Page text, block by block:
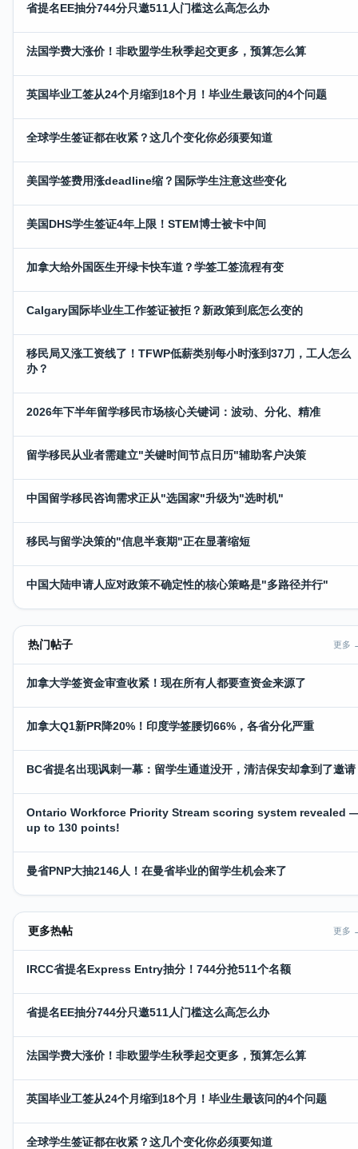
省提名EE抽分744分只邀511人门槛这么高怎么办
法国学费大涨价！非欧盟学生秋季起交更多，预算怎么算
英国毕业工签从24个月缩到18个月！毕业生最该问的4个问题
全球学生签证都在收紧？这几个变化你必须要知道
美国学签费用涨deadline缩？国际学生注意这些变化
美国DHS学生签证4年上限！STEM博士被卡中间
加拿大给外国医生开绿卡快车道？学签工签流程有变
Calgary国际毕业生工作签证被拒？新政策到底怎么变的
移民局又涨工资线了！TFWP低薪类别每小时涨到37刀，工人怎么
办？
2026年下半年留学移民市场核心关键词：波动、分化、精准
留学移民从业者需建立"关键时间节点日历"辅助客户决策
中国留学移民咨询需求正从"选国家"升级为"选时机"
移民与留学决策的"信息半衰期"正在显著缩短
中国大陆申请人应对政策不确定性的核心策略是"多路径并行"
热门帖子 更多
加拿大学签资金审查收紧！现在所有人都要查资金来源了
加拿大Q1新PR降20%！印度学签腰切66%，各省分化严重
BC省提名出现讽刺一幕：留学生通道没开，清洁保安却拿到了邀请
Ontario Workforce Priority Stream scoring system revealed
up to 130 points!
曼省PNP大抽2146人！在曼省毕业的留学生机会来了
更多热帖 更多
IRCC省提名Express Entry抽分！744分抢511个名额
省提名EE抽分744分只邀511人门槛这么高怎么办
法国学费大涨价！非欧盟学生秋季起交更多，预算怎么算
英国毕业工签从24个月缩到18个月！毕业生最该问的4个问题
全球学生签证都在收紧？这几个变化你必须要知道